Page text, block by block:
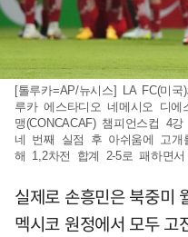
[톨루카=AP/뉴시스] LA FC(미
루카 에스타디오 네메시오 디에
맹(CONCACAF) 챔피언스컵 4
네 번째 실점 후 아쉬움에 고
해 1,2차전 합계 2-5로 패하면
실제로 손흥민은 북중미
멕시코 원정에서 모두 고